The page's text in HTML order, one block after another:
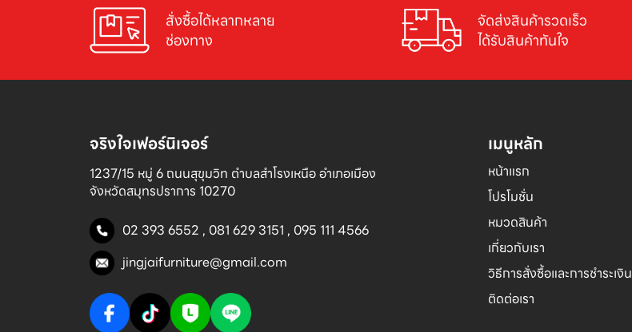
สั่งซื้อได้หลากหลาย
ช่องทาง
จัดส่งสินค้ารวดเร็ว
ได้รับสินค้าทันใจ
จริงใจเฟอร์นิเจอร์
1237/15 หมู่ 6 ถนนสุขุมวิท ตำบลสำโรงเหนือ อำเภอเมือง
จังหวัดสมุทรปราการ 10270
02 393 6552 , 081 629 3151 , 095 111 4566
jingjaifurniture@gmail.com
เมนูหลัก
หน้าแรก
โปรโมชั่น
หมวดสินค้า
เกี่ยวกับเรา
วิธีการสั่งซื้อและการชำระเงิน
ติดต่อเรา